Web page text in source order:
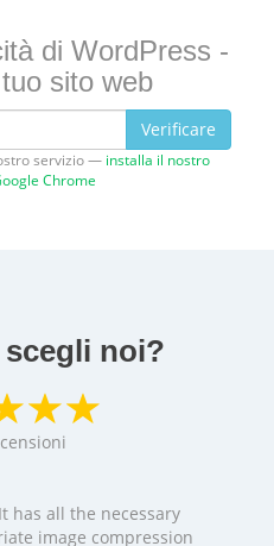
di WordPress -
sito web
Verificare
servizio — installa il nostro
Chrome
scegli noi?
has all the necessary
image compression